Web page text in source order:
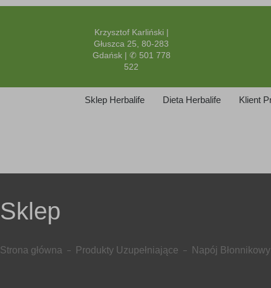
Krzysztof Karliński |
Głuszca 25, 80-283
Gdańsk | ✆ 501 778
522
Sklep Herbalife Dieta Herbalife Klient
Sklep
Strona główna Produkty Uzupełniające Napój Błonnikowy